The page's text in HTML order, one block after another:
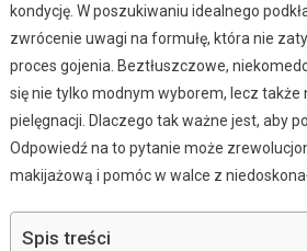
kondycję. W poszukiwaniu idealnego
zwrócenie uwagi na formułę, która nie
proces gojenia. Beztłuszczowe,
się nie tylko modnym wyborem, lecz
pielęgnacji. Dlaczego tak ważne jest, aby
Odpowiedź na to pytanie może
makijażową i pomóc w walce z
Spis treści